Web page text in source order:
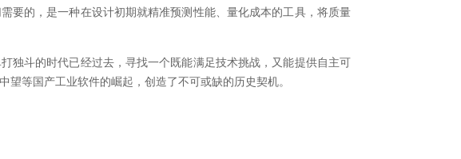
要的，是一种在设计初期就精准预测性能、量化成本的工具，将质量
独斗的时代已经过去，寻找一个既能满足技术挑战，又能提供自主可
等国产工业软件的崛起，创造了不可或缺的历史契机。